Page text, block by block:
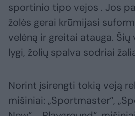
sportinio tipo vejos . Jos
žolės gerai krūmijasi
velėną ir greitai atauga. Šių
lygi, žolių spalva sodriai
Norint įsirengti tokią veją
mišiniai: „Sportmaster“,